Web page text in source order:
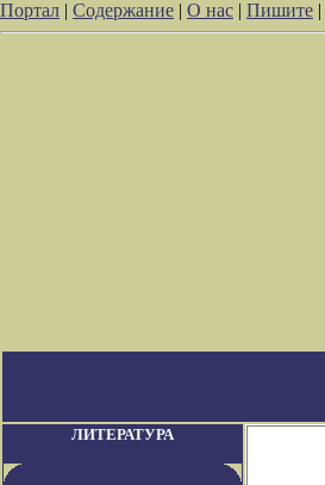
Портал | Содержание | О нас | Пишите |
ЛИТЕРАТУРА